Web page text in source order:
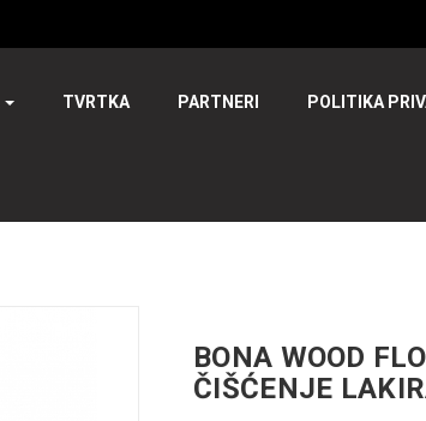
TVRTKA PARTNERI POLITIKA
BONA WOOD
ČIŠĆENJE